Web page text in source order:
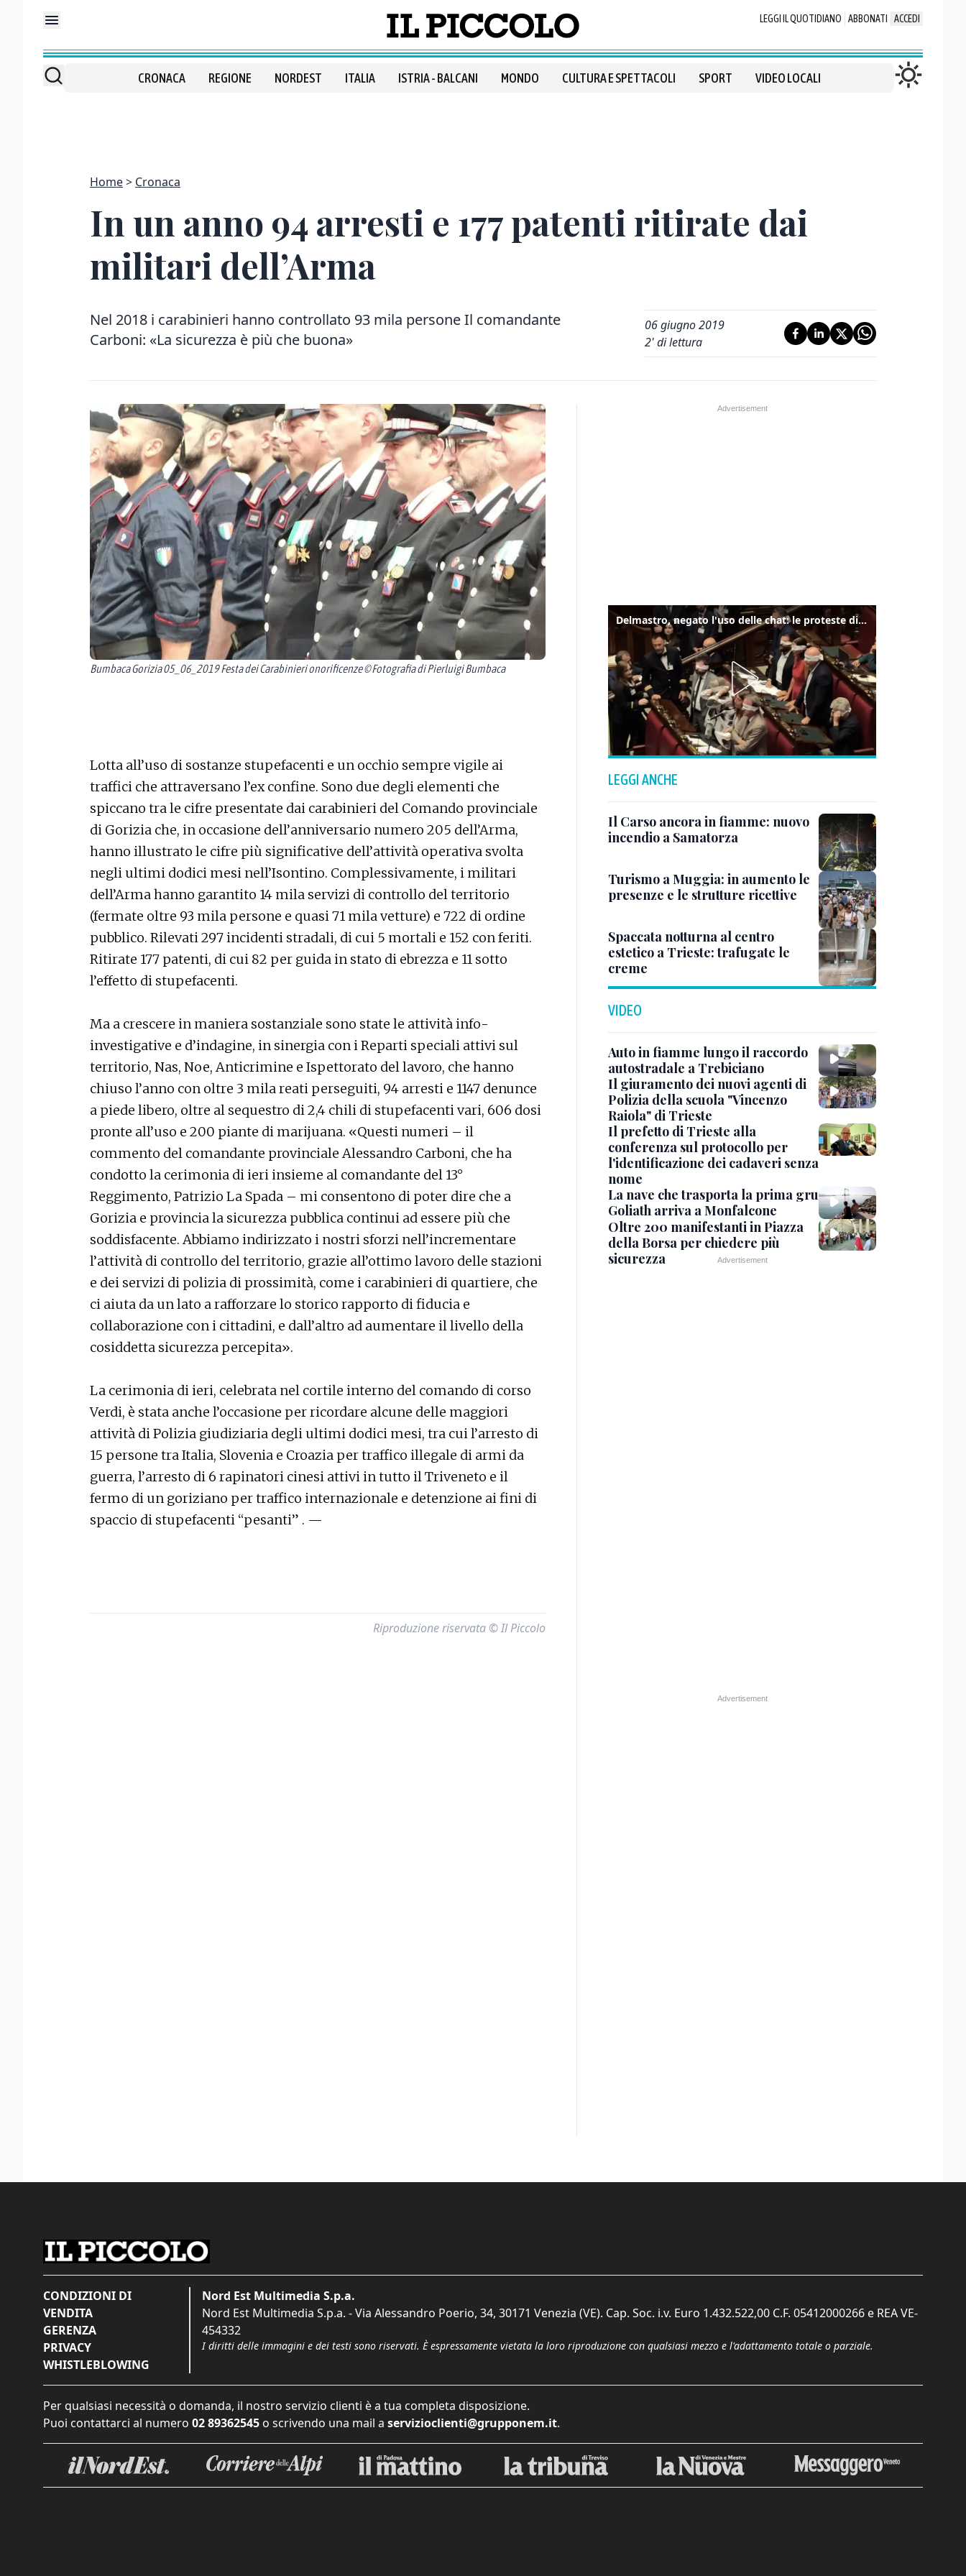
LEGGI IL QUOTIDIANO ABBONATI ACCEDI
CRONACA REGIONE NORDEST ITALIA ISTRIA - BALCANI MONDO CULTURA E SPETTACOLI SPORT VIDEO LOCALI
Home Cronaca
In un anno 94 arresti e 177 patenti ritirate dai
militari dell’Arma
Nel 2018 i carabinieri hanno controllato 93 mila persone Il comandante
Carboni: «La sicurezza è più che buona»
06 giugno 2019
2' di lettura
Bumbaca Gorizia 05_06_2019 Festa dei Carabinieri onorificenze © Fotografia di Pierluigi Bumbaca
Lotta all’uso di sostanze stupefacenti e un occhio sempre vigile ai
traffici che attraversano l’ex confine. Sono due degli elementi che
spiccano tra le cifre presentate dai carabinieri del Comando provinciale
di Gorizia che, in occasione dell’anniversario numero 205 dell’Arma,
hanno illustrato le cifre più significative dell’attività operativa svolta
negli ultimi dodici mesi nell’Isontino. Complessivamente, i militari
dell’Arma hanno garantito 14 mila servizi di controllo del territorio
(fermate oltre 93 mila persone e quasi 71 mila vetture) e 722 di ordine
pubblico. Rilevati 297 incidenti stradali, di cui 5 mortali e 152 con feriti.
Ritirate 177 patenti, di cui 82 per guida in stato di ebrezza e 11 sotto
l’effetto di stupefacenti.
Ma a crescere in maniera sostanziale sono state le attività info-
investigative e d’indagine, in sinergia con i Reparti speciali attivi sul
territorio, Nas, Noe, Anticrimine e Ispettorato del lavoro, che hanno
chiuso l’anno con oltre 3 mila reati perseguiti, 94 arresti e 1147 denunce
a piede libero, oltre al sequestro di 2,4 chili di stupefacenti vari, 606 dosi
pronte all’uso e 200 piante di marijuana. «Questi numeri – il
commento del comandante provinciale Alessandro Carboni, che ha
condotto la cerimonia di ieri insieme al comandante del 13°
Reggimento, Patrizio La Spada – mi consentono di poter dire che a
Gorizia e provincia la sicurezza pubblica continui ad essere più che
soddisfacente. Abbiamo indirizzato i nostri sforzi nell’incrementare
l’attività di controllo del territorio, grazie all’ottimo lavoro delle stazioni
e dei servizi di polizia di prossimità, come i carabinieri di quartiere, che
ci aiuta da un lato a rafforzare lo storico rapporto di fiducia e
collaborazione con i cittadini, e dall’altro ad aumentare il livello della
cosiddetta sicurezza percepita».
La cerimonia di ieri, celebrata nel cortile interno del comando di corso
Verdi, è stata anche l’occasione per ricordare alcune delle maggiori
attività di Polizia giudiziaria degli ultimi dodici mesi, tra cui l’arresto di
15 persone tra Italia, Slovenia e Croazia per traffico illegale di armi da
guerra, l’arresto di 6 rapinatori cinesi attivi in tutto il Triveneto e il
fermo di un goriziano per traffico internazionale e detenzione ai fini di
spaccio di stupefacenti “pesanti” . —
Riproduzione riservata © Il Piccolo
Delmastro, negato l'uso delle chat: le proteste di Avs e M5s
LEGGI ANCHE
Il Carso ancora in fiamme: nuovo
incendio a Samatorza
Turismo a Muggia: in aumento le
presenze e le strutture ricettive
Spaccata notturna al centro
estetico a Trieste: trafugate le
creme
VIDEO
Auto in fiamme lungo il raccordo
autostradale a Trebiciano
Il giuramento dei nuovi agenti di
Polizia della scuola "Vincenzo
Raiola" di Trieste
Il prefetto di Trieste alla
conferenza sul protocollo per
l'identificazione dei cadaveri senza
nome
La nave che trasporta la prima gru
Goliath arriva a Monfalcone
Oltre 200 manifestanti in Piazza
della Borsa per chiedere più
sicurezza
CONDIZIONI DI
VENDITA
GERENZA
PRIVACY
WHISTLEBLOWING
Nord Est Multimedia S.p.a.
Nord Est Multimedia S.p.a. - Via Alessandro Poerio, 34, 30171 Venezia (VE). Cap. Soc. i.v. Euro 1.432.522,00 C.F. 05412000266 e REA VE-
454332
I diritti delle immagini e dei testi sono riservati. È espressamente vietata la loro riproduzione con qualsiasi mezzo e l'adattamento totale o parziale.
Per qualsiasi necessità o domanda, il nostro servizio clienti è a tua completa disposizione.
Puoi contattarci al numero 02 89362545 o scrivendo una mail a servizioclienti@grupponem.it.